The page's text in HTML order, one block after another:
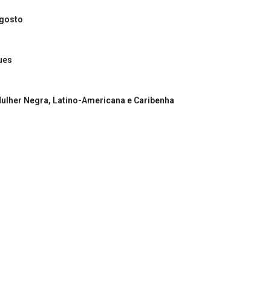
Negra, Latino-Americana e Caribenha